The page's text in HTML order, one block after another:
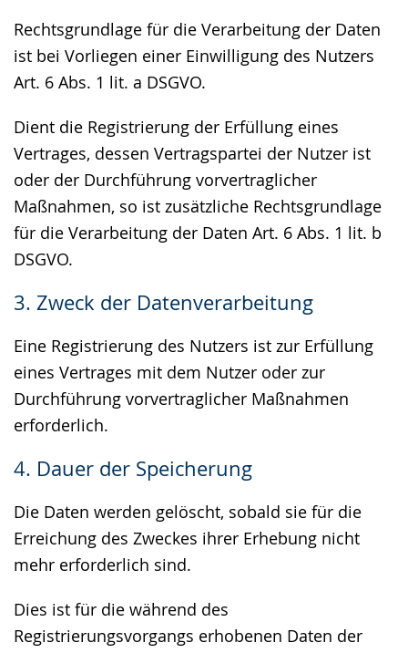
Rechtsgrundlage für die Verarbeitung der Daten
ist bei Vorliegen einer Einwilligung des Nutzers
Art. 6 Abs. 1 lit. a DSGVO.
Dient die Registrierung der Erfüllung eines
Vertrages, dessen Vertragspartei der Nutzer ist
oder der Durchführung vorvertraglicher
Maßnahmen, so ist zusätzliche Rechtsgrundlage
für die Verarbeitung der Daten Art. 6 Abs. 1 lit. b
DSGVO.
3. Zweck der Datenverarbeitung
Eine Registrierung des Nutzers ist zur Erfüllung
eines Vertrages mit dem Nutzer oder zur
Durchführung vorvertraglicher Maßnahmen
erforderlich.
4. Dauer der Speicherung
Die Daten werden gelöscht, sobald sie für die
Erreichung des Zweckes ihrer Erhebung nicht
mehr erforderlich sind.
Dies ist für die während des
Registrierungsvorgangs erhobenen Daten der